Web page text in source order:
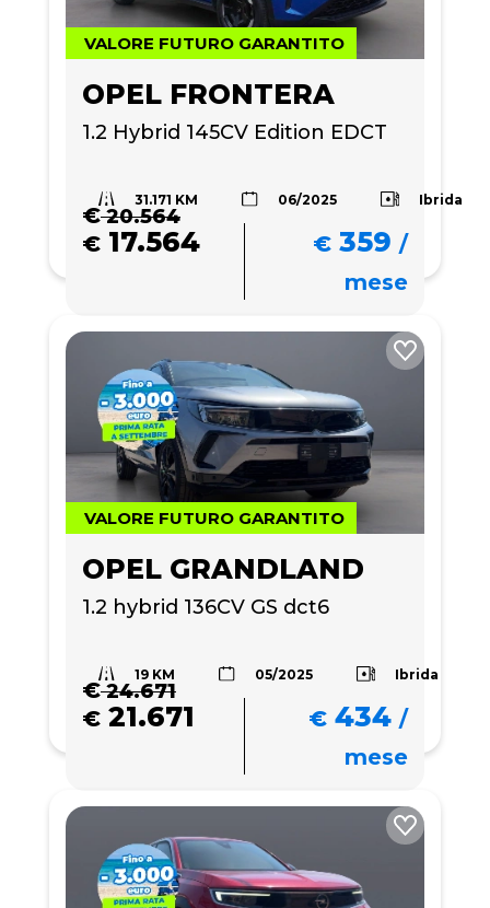
VALORE FUTURO GARANTITO
OPEL FRONTERA
1.2 Hybrid 145CV Edition EDCT
31.171 KM 06/2025 Ibrida
€20.564
€ 17.564 € 359 /
mese
VALORE FUTURO GARANTITO
OPEL GRANDLAND
1.2 hybrid 136CV GS dct6
19 KM 05/2025 Ibrida
€24.671
€ 21.671 € 434 /
mese